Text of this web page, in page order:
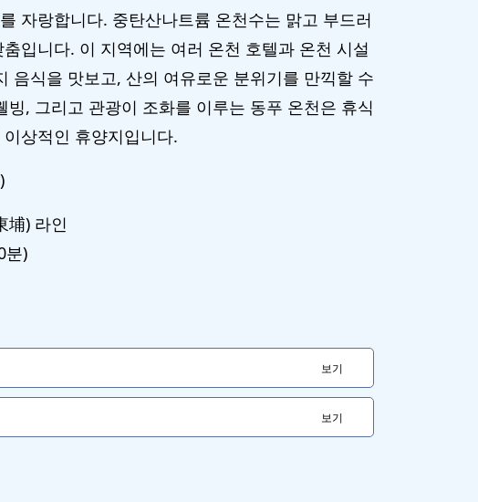
자랑합니다. 중탄산나트륨 온천수는 맑고 부드러
입니다. 이 지역에는 여러 온천 호텔과 온천 시설
음식을 맛보고, 산의 여유로운 분위기를 만끽할 수
빙, 그리고 관광이 조화를 이루는 동푸 온천은 휴식
상적인 휴양지입니다.
埔) 라인
분)
보기
보기